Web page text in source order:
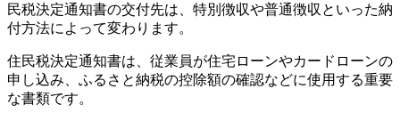
民税決定通知書の交付先は、特別徴収や普通徴収といった納
付方法によって変わります。
住民税決定通知書は、従業員が住宅ローンやカードローンの
申し込み、ふるさと納税の控除額の確認などに使用する重要
な書類です。